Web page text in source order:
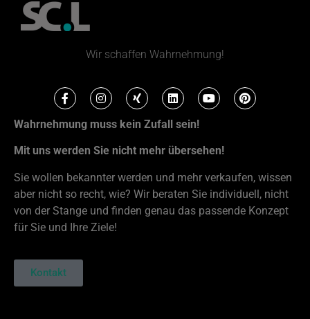
Wir schaffen Wahrnehmung!
Wahrnehmung muss kein Zufall sein!
Mit uns werden Sie nicht mehr übersehen!
Sie wollen bekannter werden und mehr verkaufen, wissen
aber nicht so recht, wie? Wir beraten Sie individuell, nicht
von der Stange und finden genau das passende Konzept
für Sie und Ihre Ziele!
Kontakt